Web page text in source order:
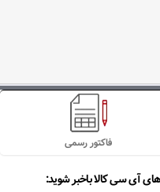
فاکتور رسمی
آی سی کالا باخبر شوید: